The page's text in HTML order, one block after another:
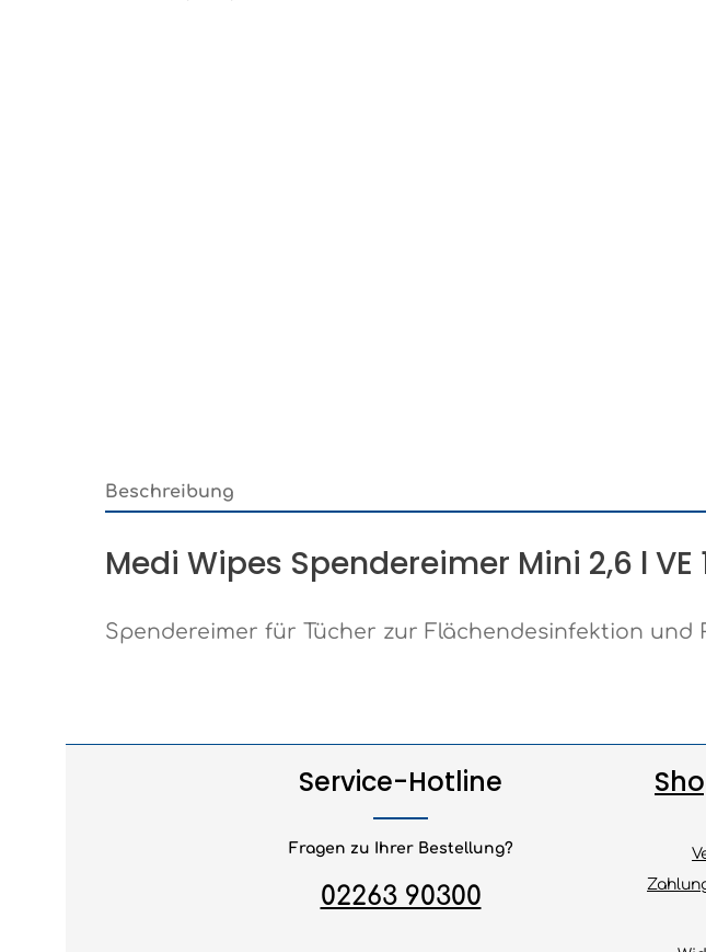
Beschreibung
Medi Wipes Spendereimer Mini 2,6 l VE
Spendereimer für Tücher zur Flächendesinfektion und
Service-Hotline
Fragen zu Ihrer Bestellung?
02263 90300